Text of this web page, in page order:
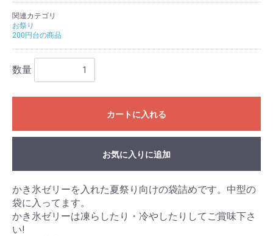
関連カテゴリ
お祭り
200円台の商品
数量
カートに入れる
お気に入りに追加
かき氷ゼリーを入れた夏祭り向けの袋詰めです。中型の
袋に入ってます。
かき氷ゼリーは凍らしたり・冷やしたりしてご賞味下さ
い!